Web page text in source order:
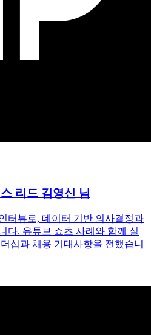
리드 김영신 님
터뷰로, 데이터 기반 의사결정과
다. 유튜브 쇼츠 사례와 함께 실
십과 채용 기대사항을 전했습니